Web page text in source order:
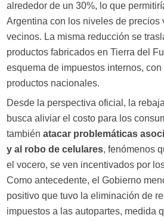
alrededor de un 30%, lo que
Argentina con los niveles de precios
vecinos. La misma reducción se
productos fabricados en Tierra del
esquema de impuestos internos,
productos nacionales.
Desde la perspectiva oficial, la
busca aliviar el costo para los
también atacar problemáticas
y al robo de celulares, fenómenos
el vocero, se ven incentivados por
Como antecedente, el Gobierno
positivo que tuvo la eliminación de
impuestos a las autopartes, medida